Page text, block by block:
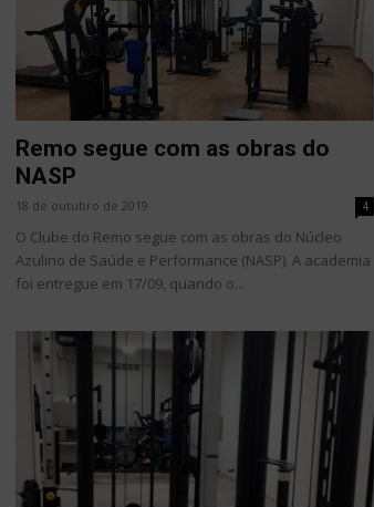
Remo segue com as obras do
NASP
18 de outubro de 2019 4
O Clube do Remo segue com as obras do Núcleo
Azulino de Saúde e Performance (NASP). A academia
foi entregue em 17/09, quando o...